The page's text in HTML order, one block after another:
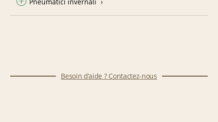
Besoin d’aide ? Contactez-nous